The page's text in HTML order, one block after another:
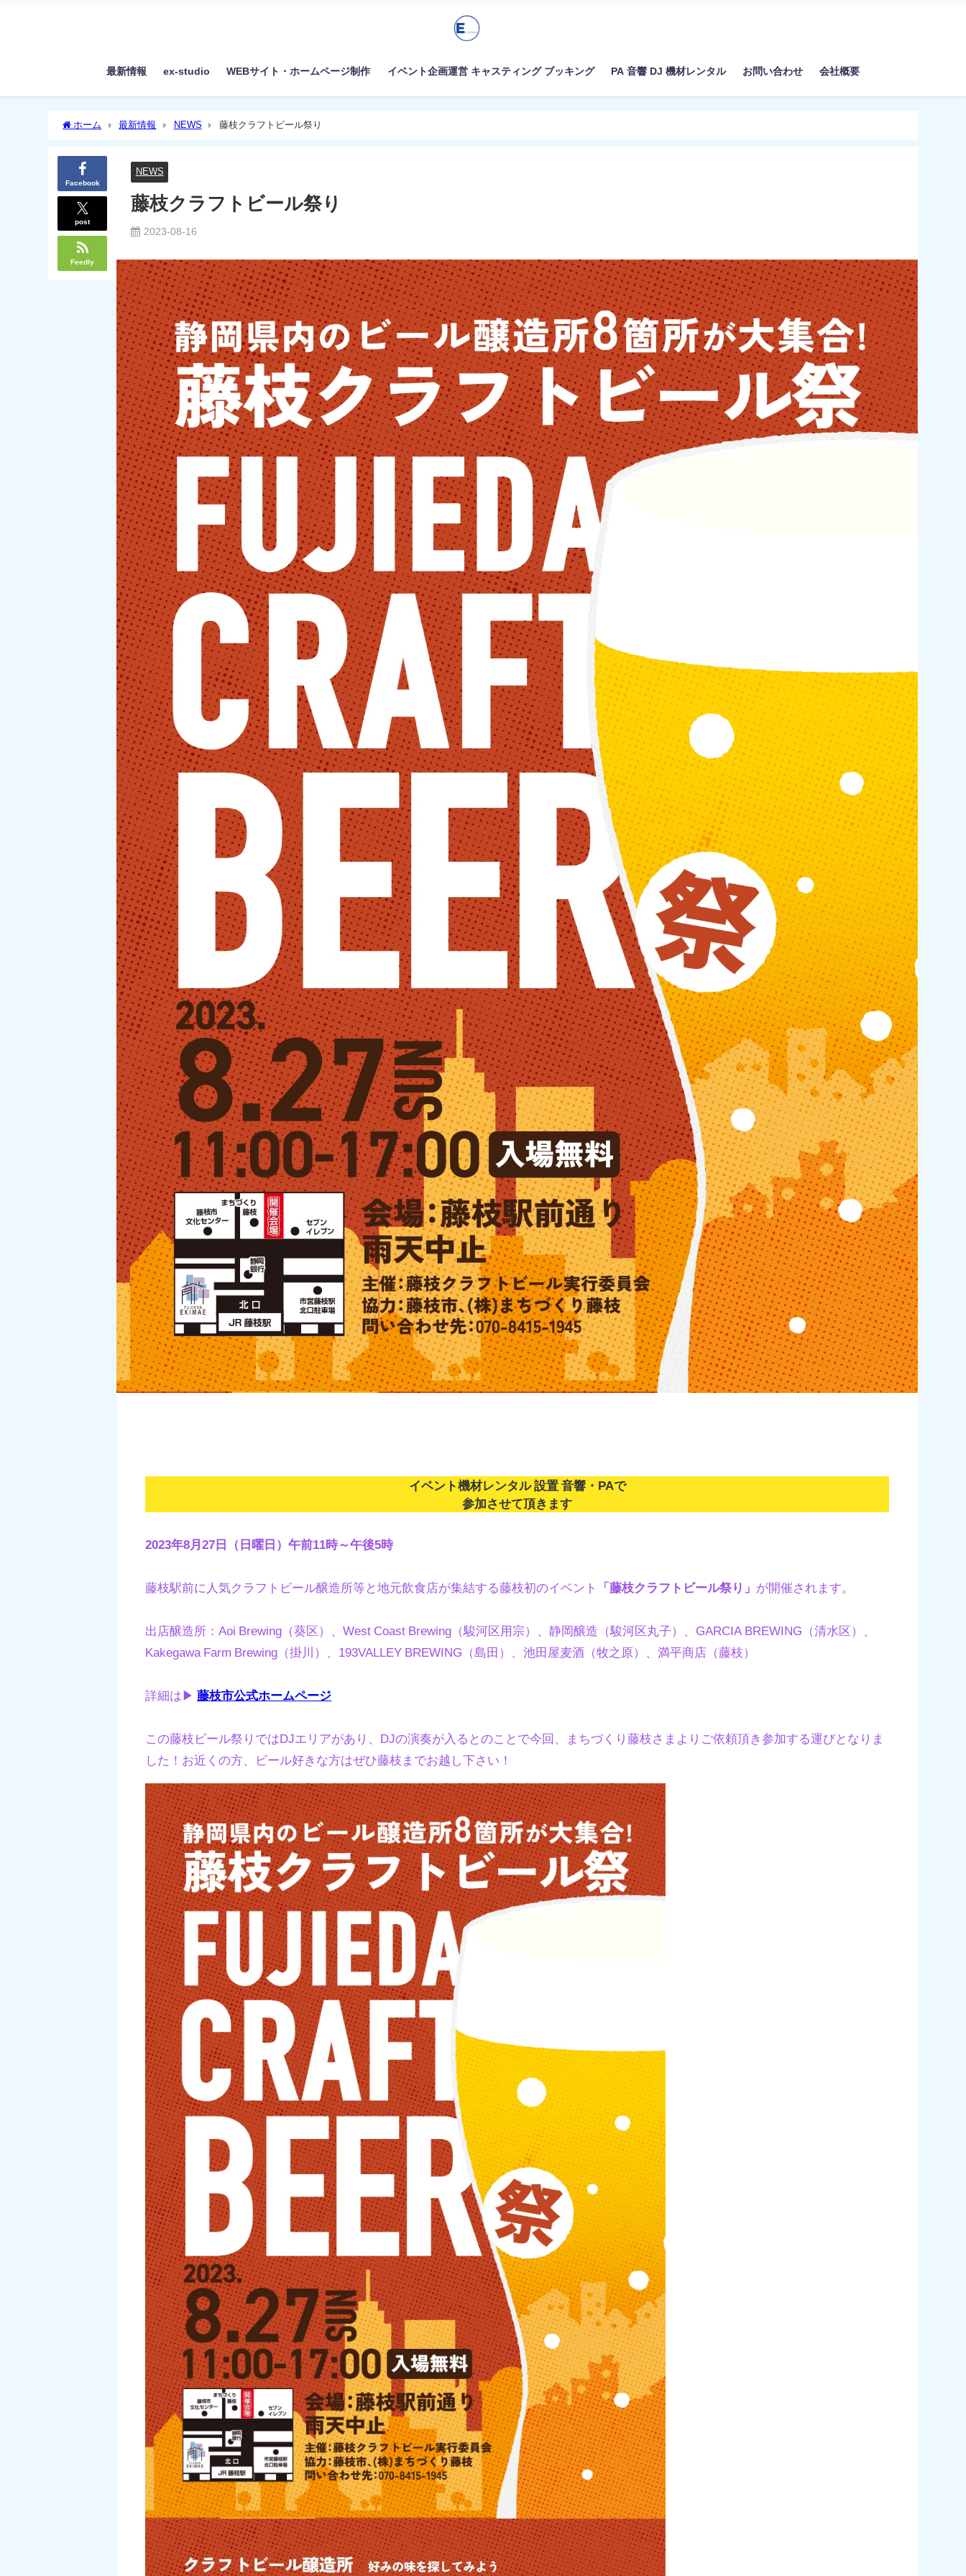
最新情報 ex-studio WEBサイト・ホームページ制作 イベント企画運営 キャスティング ブッキング PA 音響 DJ 機材レンタル お問い合わせ 会社概要
ホーム 最新情報 NEWS 藤枝クラフトビール祭り
Facebook
post
Feedly
NEWS
藤枝クラフトビール祭り
2023-08-16
イベント機材レンタル 設置 音響・PAで
参加させて頂きます
2023年8月27日（日曜日）午前11時～午後5時
藤枝駅前に人気クラフトビール醸造所等と地元飲食店が集結する藤枝初のイベント 「藤枝クラフトビール祭り」 が開催されます。
出店醸造所：Aoi Brewing（葵区）、West Coast Brewing（駿河区用宗）、静岡醸造（駿河区丸子）、GARCIA BREWING（清水区）、
Kakegawa Farm Brewing（掛川）、193VALLEY BREWING（島田）、池田屋麦酒（牧之原）、満平商店（藤枝）
詳細は▶︎藤枝市公式ホームページ
この藤枝ビール祭りではDJエリアがあり、DJの演奏が入るとのことで今回、まちづくり藤枝さまよりご依頼頂き参加する運びとなりま
した！お近くの方、ビール好きな方はぜひ藤枝までお越し下さい！